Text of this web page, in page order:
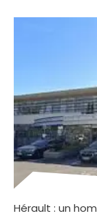
Hérault : un